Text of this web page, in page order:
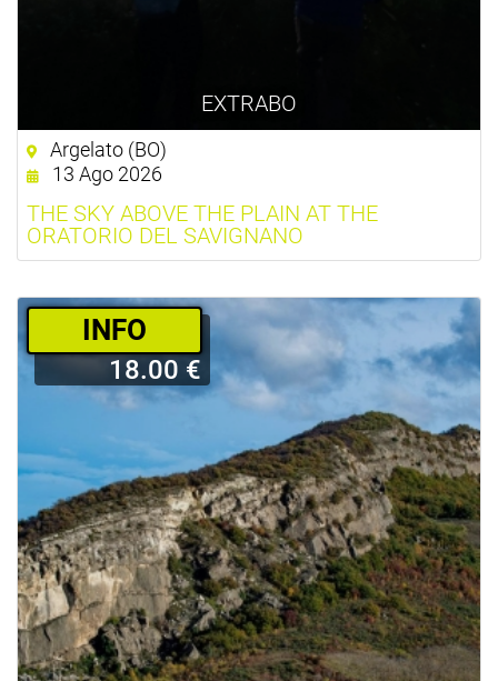
EXTRABO
Argelato (BO)
13 Ago 2026
THE SKY ABOVE THE PLAIN AT THE
ORATORIO DEL SAVIGNANO
­INFO
18.00 €